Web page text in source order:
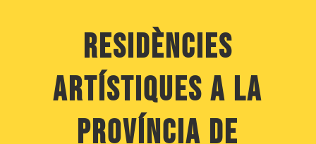
residències
artístiques a la
Província de